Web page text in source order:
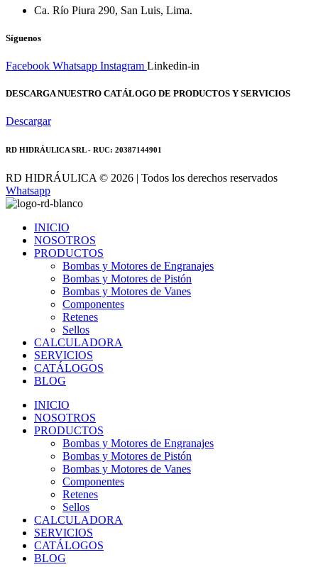
Ca. Río Piura 290, San Luis, Lima.
Síguenos
Facebook Whatsapp Instagram Linkedin-in
DESCARGA NUESTRO CATÁLOGO DE PRODUCTOS Y SERVICIOS
Descargar
RD HIDRÁULICA SRL - RUC: 20387144901
RD HIDRÁULICA © 2026 | Todos los derechos reservados
Whatsapp
INICIO
NOSOTROS
PRODUCTOS
Bombas y Motores de Engranajes
Bombas y Motores de Pistón
Bombas y Motores de Vanes
Componentes
Retenes
Sellos
CALCULADORA
SERVICIOS
CATÁLOGOS
BLOG
INICIO
NOSOTROS
PRODUCTOS
Bombas y Motores de Engranajes
Bombas y Motores de Pistón
Bombas y Motores de Vanes
Componentes
Retenes
Sellos
CALCULADORA
SERVICIOS
CATÁLOGOS
BLOG